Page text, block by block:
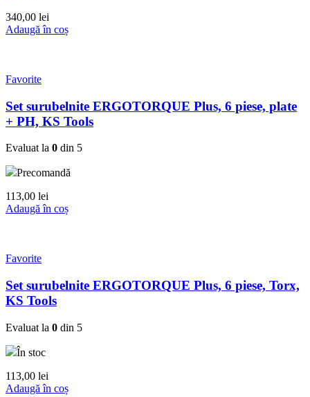
340,00 lei
Adaugă în coș
Favorite
Set surubelnite ERGOTORQUE Plus, 6 piese, plate
+ PH, KS Tools
Evaluat la 0 din 5
Precomandă
113,00 lei
Adaugă în coș
Favorite
Set surubelnite ERGOTORQUE Plus, 6 piese, Torx,
KS Tools
Evaluat la 0 din 5
În stoc
113,00 lei
Adaugă în coș